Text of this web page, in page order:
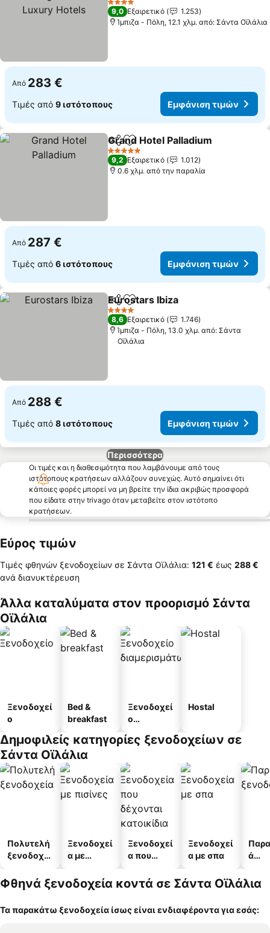
Hotels
4 Αστέρια
9,0 Εξαιρετικό
1.253
Ίμπιζα - Πόλη, 12.1 χλμ. από: Σάντα Οϊλάλια
Από 283 €
Τιμές από 9 ιστότοπους Εμφάνιση τιμών
Κοινοποίηση
Προσθήκη στα αγαπημένα
Grand Hotel Palladium
5 Αστέρια
9,2 Εξαιρετικό
1.012
0.6 χλμ. από την παραλία
Από 287 €
Τιμές από 6 ιστότοπους Εμφάνιση τιμών
Κοινοποίηση
Προσθήκη στα αγαπημένα
Eurostars Ibiza
4 Αστέρια
8,6 Εξαιρετικό
1.746
Ίμπιζα - Πόλη, 13.0 χλμ. από: Σάντα
Οϊλάλια
Από 288 €
Τιμές από 8 ιστότοπους Εμφάνιση τιμών
Περισσότερα
Οι τιμές και η διαθεσιμότητα που λαμβάνουμε από τους
ιστότοπους κρατήσεων αλλάζουν συνεχώς. Αυτό σημαίνει ότι
κάποιες φορές μπορεί να μη βρείτε την ίδια ακριβώς προσφορά
που είδατε στην trivago όταν μεταβείτε στον ιστότοπο
κρατήσεων.
Εύρος τιμών
Τιμές φθηνών ξενοδοχείων σε Σάντα Οϊλάλια: ‎121 € έως ‎288 €
ανά διανυκτέρευση
Άλλα καταλύματα στον προορισμό Σάντα
Οϊλάλια
Ξενοδοχεί
ο
Bed &
breakfast
Ξενοδοχεί
ο
άτων
Hostal
Δημοφιλείς κατηγορίες ξενοδοχείων σε
Σάντα Οϊλάλια
Πολυτελή
ξενοδοχεί
Ξενοδοχεί
α με
Ξενοδοχεί
α που
κατοικίδι
Ξενοδοχεί
α με σπα
ά
α
Φθηνά ξενοδοχεία κοντά σε Σάντα Οϊλάλια
Τα παρακάτω ξενοδοχεία ίσως είναι ενδιαφέροντα για εσάς: